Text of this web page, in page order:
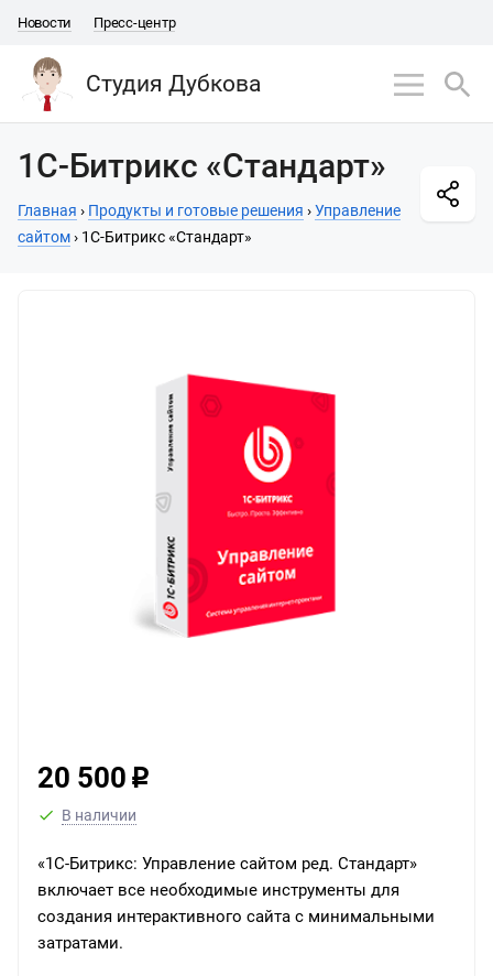
Новости Пресс-центр
Студия Дубкова
1C-Битрикс «Стандарт»
Главная › Продукты и готовые решения ›Управление
сайтом› 1C-Битрикс «Стандарт»
20 500 p
В наличии
«1С-Битрикс: Управление сайтом ред. Стандарт»
включает все необходимые инструменты для
создания интерактивного сайта с минимальными
затратами.